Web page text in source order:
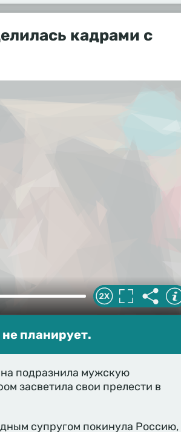
кадрами с
планирует.
подразнила мужскую
засветила свои прелести в
супругом покинула Россию,